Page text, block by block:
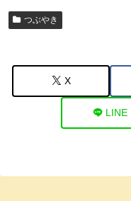
つぶやき
X
LINE